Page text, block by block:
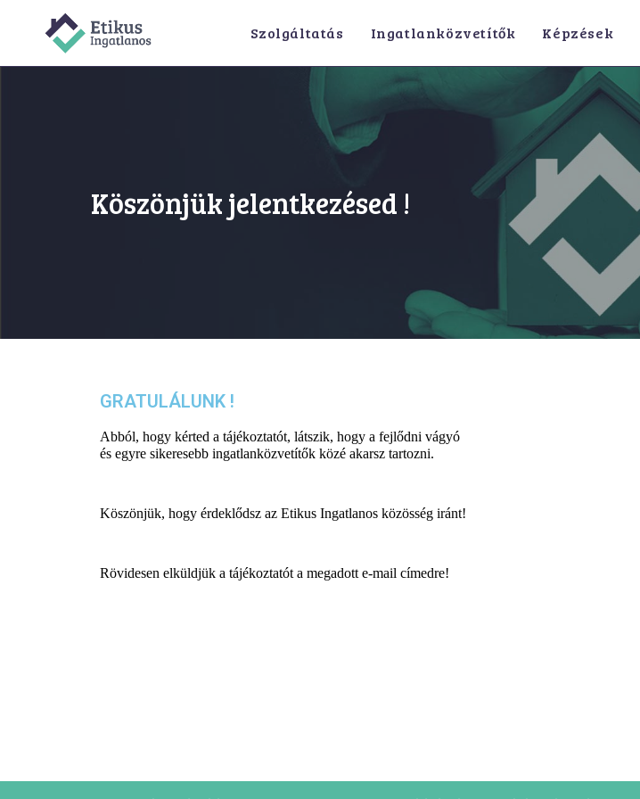
Szolgáltatás Ingatlanközvetítők Képzések
Köszönjük jelentkezésed !
GRATULÁLUNK !
Abból, hogy kérted a tájékoztatót, látszik, hogy a fejlődni vágyó
és egyre sikeresebb ingatlanközvetítők közé akarsz tartozni.
Köszönjük, hogy érdeklődsz az Etikus Ingatlanos közösség iránt!
Rövidesen elküldjük a tájékoztatót a megadott e-mail címedre!